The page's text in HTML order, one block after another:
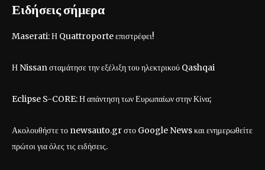
Ειδήσεις σήμερα
Maserati: Η Quattroporte επιστρέφει!
Η Nissan σταμάτησε την εξέλιξη του ηλεκτρικού Qashqai
Eclipse S-CORE: Η απάντηση των Ευρωπαίων στην Κίνα;
Ακολουθήστε το newsauto.gr στο Google News και ενημερωθείτε
πρώτοι για όλες τις ειδήσεις.